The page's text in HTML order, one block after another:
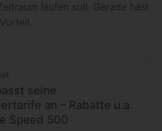
laufen soll. Gerade hast
seine
an – Rabatte u.a.
Speed 500